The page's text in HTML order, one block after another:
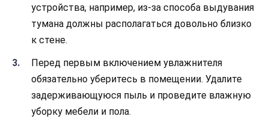
устройства, например, из-за способа выдувания
тумана должны располагаться довольно близко
к стене.
Перед первым включением увлажнителя
обязательно уберитесь в помещении. Удалите
задерживающуюся пыль и проведите влажную
уборку мебели и пола.